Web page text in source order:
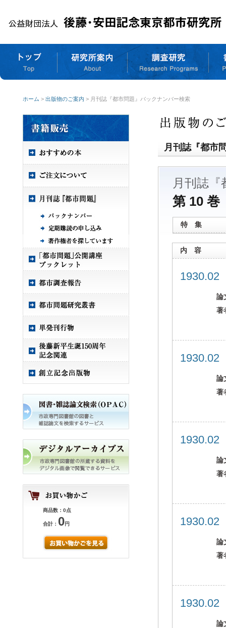
ホーム > 出版物のご案内 > 月刊誌『都市問題』バックナンバー検索
商品数：0点
合計： 0円
月刊誌『都市
月刊誌『
第 10
特 集
内 容
論
著
論
著
論
著
論
著
論